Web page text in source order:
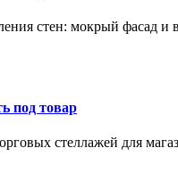
стен: мокрый фасад
под товар
стеллажей для